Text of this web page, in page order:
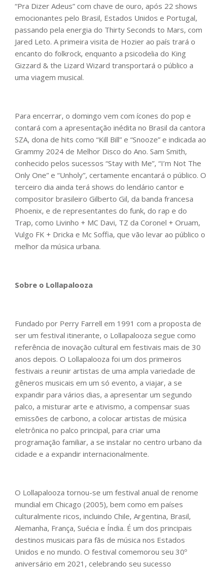
“Pra Dizer Adeus” com chave de ouro, após 22 shows
emocionantes pelo Brasil, Estados Unidos e Portugal,
passando pela energia do Thirty Seconds to Mars, com
Jared Leto. A primeira visita de Hozier ao país trará o
encanto do folkrock, enquanto a psicodelia do King
Gizzard & the Lizard Wizard transportará o público a
uma viagem musical.
Para encerrar, o domingo vem com ícones do pop e
contará com a apresentação inédita no Brasil da cantora
SZA, dona de hits como “Kill Bill” e “Snooze” e indicada ao
Grammy 2024 de Melhor Disco do Ano. Sam Smith,
conhecido pelos sucessos “Stay with Me”, “I’m Not The
Only One” e “Unholy”, certamente encantará o público. O
terceiro dia ainda terá shows do lendário cantor e
compositor brasileiro Gilberto Gil, da banda francesa
Phoenix, e de representantes do funk, do rap e do
Trap, como Livinho + MC Davi, TZ da Coronel + Oruam,
Vulgo FK + Dricka e Mc Soffia, que vão levar ao público o
melhor da música urbana.
Sobre o Lollapalooza
Fundado por Perry Farrell em 1991 com a proposta de
ser um festival itinerante, o Lollapalooza segue como
referência de inovação cultural em festivais mais de 30
anos depois. O Lollapalooza foi um dos primeiros
festivais a reunir artistas de uma ampla variedade de
gêneros musicais em um só evento, a viajar, a se
expandir para vários dias, a apresentar um segundo
palco, a misturar arte e ativismo, a compensar suas
emissões de carbono, a colocar artistas de música
eletrônica no palco principal, para criar uma
programação familiar, a se instalar no centro urbano da
cidade e a expandir internacionalmente.
O Lollapalooza tornou-se um festival anual de renome
mundial em Chicago (2005), bem como em países
culturalmente ricos, incluindo Chile, Argentina, Brasil,
Alemanha, França, Suécia e Índia. É um dos principais
destinos musicais para fãs de música nos Estados
Unidos e no mundo. O festival comemorou seu 30º
aniversário em 2021, celebrando seu sucesso